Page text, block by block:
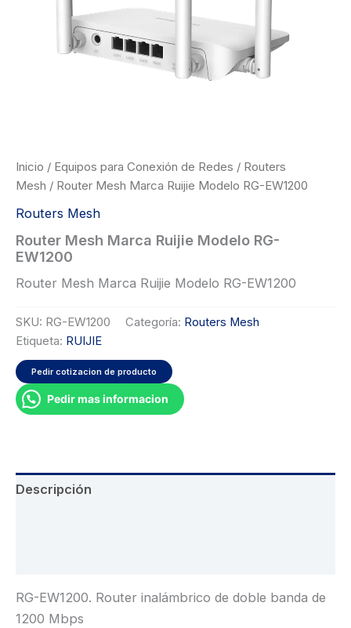
Inicio / Equipos para Conexión de Redes / Routers
Mesh / Router Mesh Marca Ruijie Modelo RG-EW1200
Routers Mesh
Router Mesh Marca Ruijie Modelo RG-
EW1200
Router Mesh Marca Ruijie Modelo RG-EW1200
SKU: RG-EW1200 Categoría: Routers Mesh
Etiqueta: RUIJIE
Pedir cotizacion de producto
Pedir mas informacion
Descripción
RG-EW1200. Router inalámbrico de doble banda de
1200 Mbps